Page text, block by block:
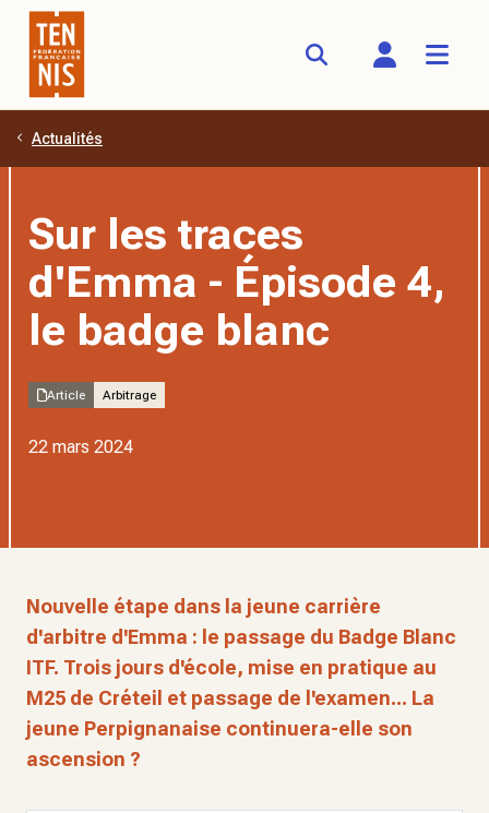
Aller au contenu principal
Actualités
Sur les traces
d'Emma - Épisode 4,
le badge blanc
Article Arbitrage
22 mars 2024
Nouvelle étape dans la jeune carrière
d'arbitre d'Emma : le passage du Badge Blanc
ITF. Trois jours d'école, mise en pratique au
M25 de Créteil et passage de l'examen... La
jeune Perpignanaise continuera-elle son
ascension ?